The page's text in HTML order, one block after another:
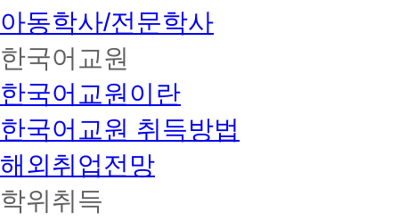
아동학사/전문학사
한국어교원
한국어교원이란
한국어교원 취득방법
해외취업전망
학위취득